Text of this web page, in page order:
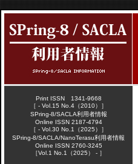
Print ISSN 1341-9668
［ - Vol.15 No.4（2010）］
SPring-8/SACLA利用者情報
Online ISSN 2187-4794
［ - Vol.30 No.1（2025）］
SPring-8/SACLA/NanoTerasu利用者情報
Online ISSN 2760-3245
［Vol.1 No.1（2025） - ］